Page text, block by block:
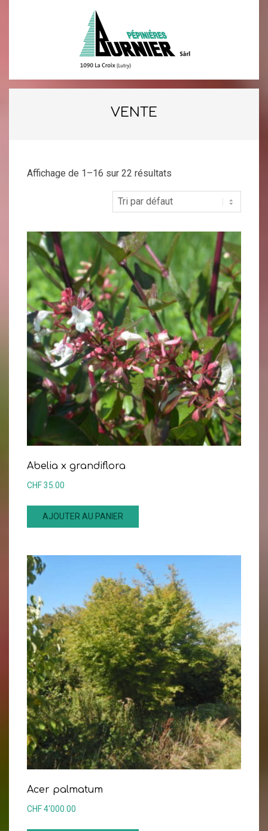
PÉPINIÈRES
BURNIER
Primary
VENTE
Affichage de 1–16 sur 22 résultats
Abelia x grandiflora
CHF35.00
AJOUTER AU PANIER
Acer palmatum
CHF4'000.00